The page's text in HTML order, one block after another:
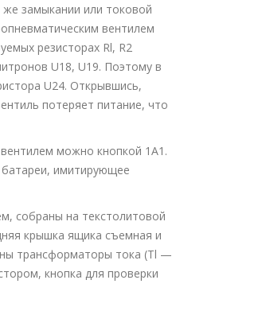
же замыкании или токовой
вентилем
резисторах Rl, R2
U18, U19. Поэтому в
U24. Открывшись,
потеряет питание, что
можно кнопкой 1А1.
батареи, имитирующее
собраны на текстолитовой
крышка ящика съемная и
трансформаторы тока (Tl —
кнопка для проверки